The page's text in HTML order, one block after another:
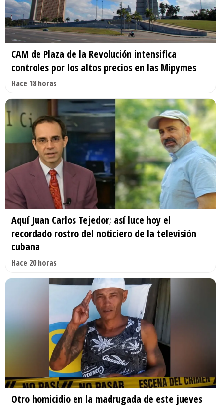
CAM de Plaza de la Revolución intensifica
controles por los altos precios en las Mipymes
Hace 18 horas
Aquí Juan Carlos Tejedor; así luce hoy el
recordado rostro del noticiero de la televisión
cubana
Hace 20 horas
Otro homicidio en la madrugada de este jueves